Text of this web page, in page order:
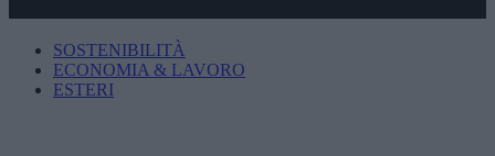
SOSTENIBILITÀ
ECONOMIA & LAVORO
ESTERI